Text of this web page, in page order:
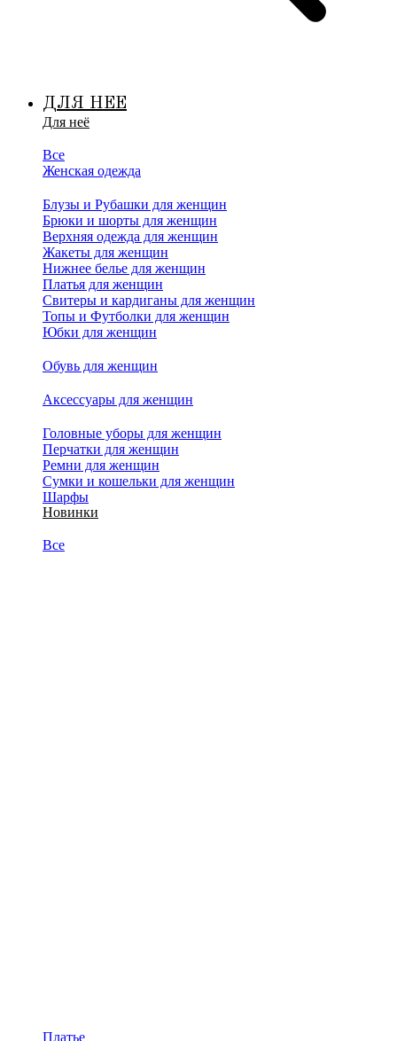
ДЛЯ НЕЕ
Для неё
Все
Женская одежда
Блузы и Рубашки для женщин
Брюки и шорты для женщин
Верхняя одежда для женщин
Жакеты для женщин
Нижнее белье для женщин
Платья для женщин
Свитеры и кардиганы для женщин
Топы и Футболки для женщин
Юбки для женщин
Обувь для женщин
Аксессуары для женщин
Головные уборы для женщин
Перчатки для женщин
Ремни для женщин
Сумки и кошельки для женщин
Шарфы
Новинки
Все
Платье